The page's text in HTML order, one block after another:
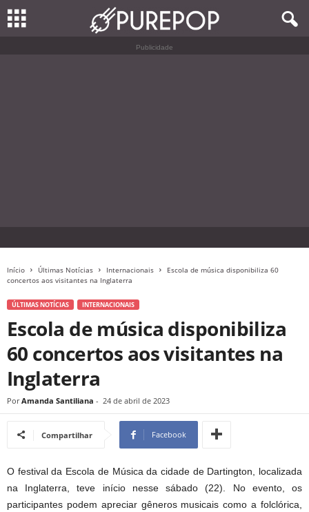
Publicidade
Início Últimas Notícias Internacionais
Escola de música disponibiliza 60
concertos aos visitantes na Inglaterra
ÚLTIMAS NOTÍCIAS INTERNACIONAIS
Escola de música disponibiliza
60 concertos aos visitantes na
Inglaterra
Por Amanda Santiliana - 24 de abril de 2023
Compartilhar Facebook
O festival da Escola de Música da cidade de Dartington, localizada
na Inglaterra, teve início nesse sábado (22). No evento, os
participantes podem apreciar gêneros musicais como a folclórica,